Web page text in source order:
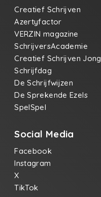
Creatief Schrijven
Azertyfactor
VERZIN magazine
SchrijversAcademie
Creatief Schrijven Jong
Schrijfdag
De Schrijfwijzen
De Sprekende Ezels
SpelSpel
Social Media
Facebook
Instagram
X
TikTok